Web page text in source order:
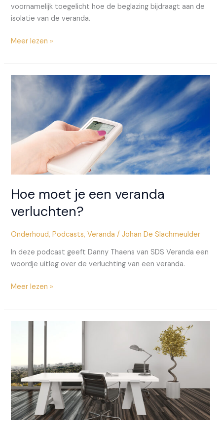
voornamelijk toegelicht hoe de beglazing bijdraagt aan de
isolatie van de veranda.
Welke
isoleren
het
Meer lezen »
Hoe moet je een veranda
verluchten?
Onderhoud,Podcasts,Veranda /Johan De Slachmeulder
In deze podcast geeft Danny Thaens van SDS Veranda een
woordje uitleg over de verluchting van een veranda.
Hoe
je
Meer lezen »